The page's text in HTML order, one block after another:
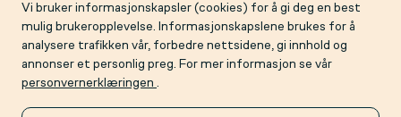
Vi bruker informasjonskapsler (cookies) for å gi deg en best
mulig brukeropplevelse. Informasjonskapslene brukes for å
analysere trafikken vår, forbedre nettsidene, gi innhold og
annonser et personlig preg. For mer informasjon se vår
personvernerklæringen .